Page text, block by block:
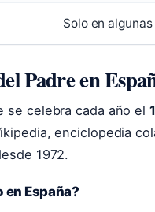
Solo en
Padre en
se celebra cada año el
enciclopedia
1972.
en España?